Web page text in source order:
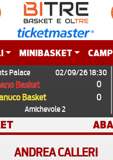
MINIBASKET CAMP
Palace 02/09/26 18:30
Basket
0
Basket
0
Amichevole 2
ANDREA CALLERI